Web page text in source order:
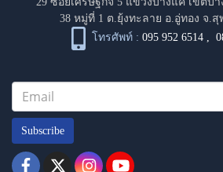
38 หมู่ที่ 1 ต.ยุ้งทะลาย อ.อู่ทอง จ.สุ
โทรศัพท์ : 095 952 6514 ,
Subscribe